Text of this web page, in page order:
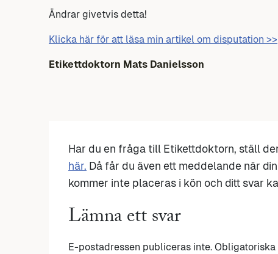
Ändrar givetvis detta!
Klicka här för att läsa min artikel om disputation >>
Etikettdoktorn Mats Danielsson
Har du en fråga till Etikettdoktorn, ställ
här. Då får du även ett meddelande när
kommer inte placeras i kön och ditt svar
Lämna ett svar
E-postadressen publiceras inte.